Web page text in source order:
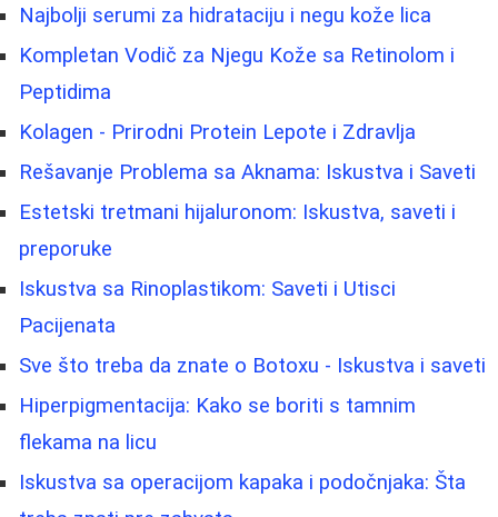
Najbolji serumi za hidrataciju i negu kože lica
Kompletan Vodič za Njegu Kože sa Retinolom i
Peptidima
Kolagen - Prirodni Protein Lepote i Zdravlja
Rešavanje Problema sa Aknama: Iskustva i Saveti
Estetski tretmani hijaluronom: Iskustva, saveti i
preporuke
Iskustva sa Rinoplastikom: Saveti i Utisci
Pacijenata
Sve što treba da znate o Botoxu - Iskustva i saveti
Hiperpigmentacija: Kako se boriti s tamnim
flekama na licu
Iskustva sa operacijom kapaka i podočnjaka: Šta